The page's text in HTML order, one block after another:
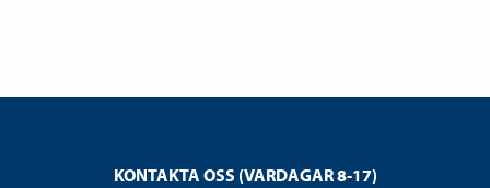
KONTAKTA OSS (VARDAGAR 8-17)